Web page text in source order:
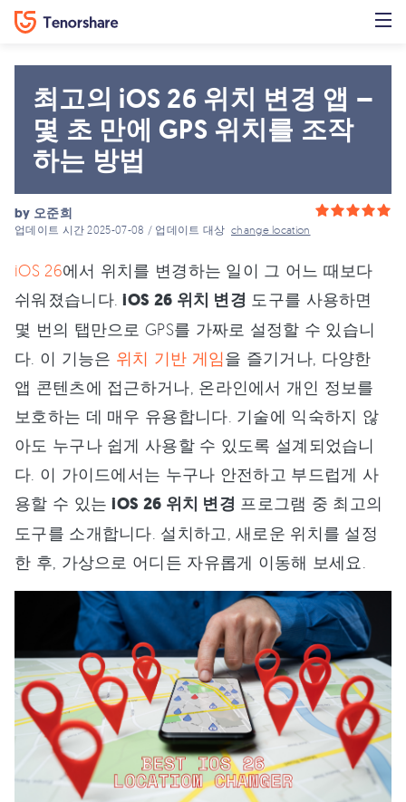
최고의 iOS 26 위치 변경 앱 –
몇 초 만에 GPS 위치를 조작
하는 방법
by 오준희
업데이트 시간 2025-07-08 / 업데이트 대상change location
iOS 26에서 위치를 변경하는 일이 그 어느 때보다
쉬워졌습니다.iOS 26 위치 변경 도구를 사용하면
몇 번의 탭만으로 GPS를 가짜로 설정할 수 있습니
다. 이 기능은 위치 기반 게임을 즐기거나, 다양한
앱 콘텐츠에 접근하거나, 온라인에서 개인 정보를
보호하는 데 매우 유용합니다. 기술에 익숙하지 않
아도 누구나 쉽게 사용할 수 있도록 설계되었습니
다. 이 가이드에서는 누구나 안전하고 부드럽게 사
용할 수 있는iOS 26 위치 변경 프로그램 중 최고의
도구를 소개합니다. 설치하고, 새로운 위치를 설정
한 후, 가상으로 어디든 자유롭게 이동해 보세요.